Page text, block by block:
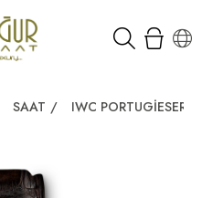
SAAT / IWC PORTUGIESER